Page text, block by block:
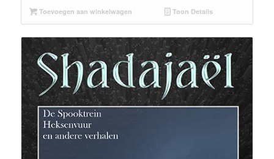
Toevoegen aan winkelwagen Toon Details